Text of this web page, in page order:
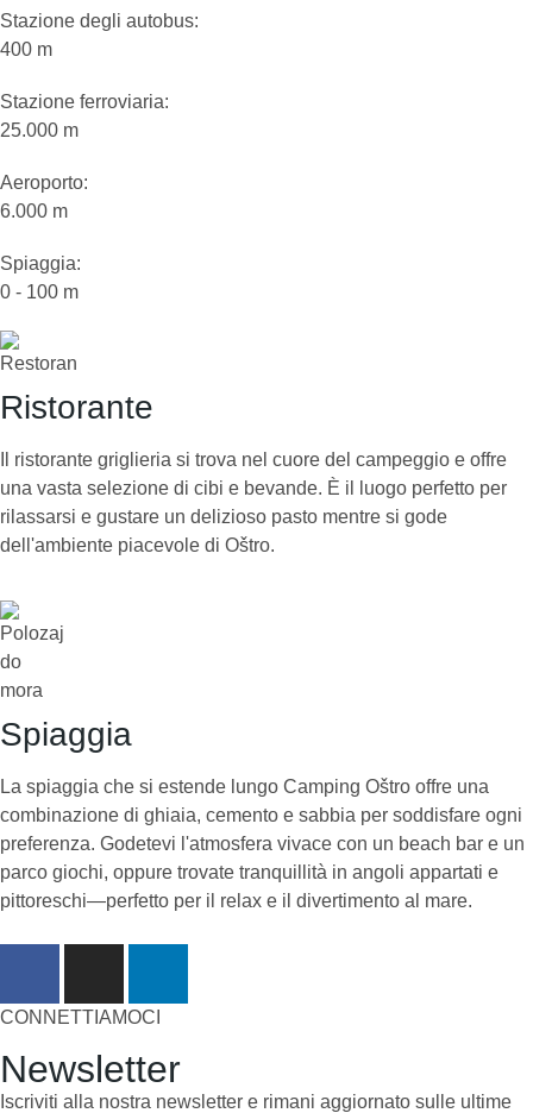
Stazione degli autobus:
400 m
Stazione ferroviaria:
25.000 m
Aeroporto:
6.000 m
Spiaggia:
0 - 100 m
Ristorante
Il ristorante griglieria si trova nel cuore del campeggio e offre
una vasta selezione di cibi e bevande. È il luogo perfetto per
rilassarsi e gustare un delizioso pasto mentre si gode
dell'ambiente piacevole di Oštro.
Spiaggia
La spiaggia che si estende lungo Camping Oštro offre una
combinazione di ghiaia, cemento e sabbia per soddisfare ogni
preferenza. Godetevi l'atmosfera vivace con un beach bar e un
parco giochi, oppure trovate tranquillità in angoli appartati e
pittoreschi—perfetto per il relax e il divertimento al mare.
CONNETTIAMOCI
Newsletter
Iscriviti alla nostra newsletter e rimani aggiornato sulle ultime